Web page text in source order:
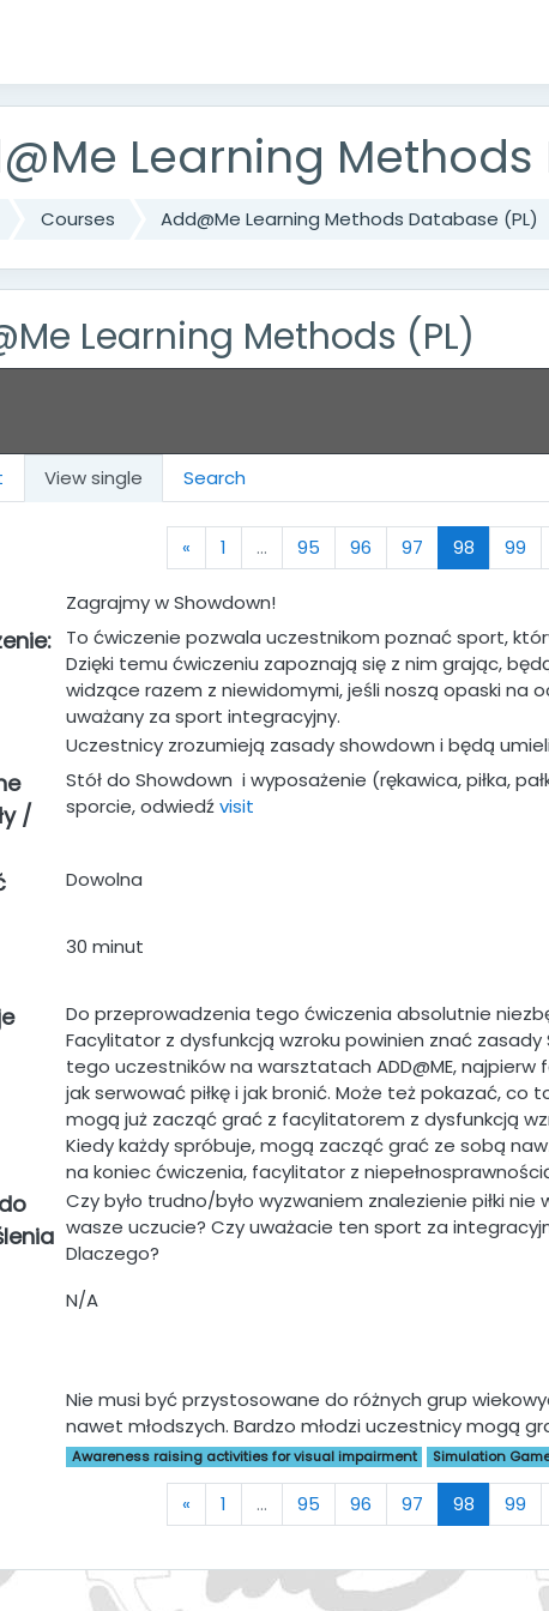
Learning
Courses Add@Me Learning Methods Database (PL)
Learning Methods (PL)
View single Search
« Previous
1 … 95 96 97 98 (current)
99
Zagrajmy w Showdown!
To ćwiczenie pozwala uczestnikom poznać sport,
Dzięki temu ćwiczeniu zapoznają się z nim grając,
widzące razem z niewidomymi, jeśli noszą opaski na
uważany za sport integracyjny.
Uczestnicy zrozumieją zasady showdown i będą
/
Stół do Showdown i wyposażenie (rękawica, piłka,
sporcie, odwiedźvisit
Dowolna
30 minut
Do przeprowadzenia tego ćwiczenia absolutnie
Facylitator z dysfunkcją wzroku powinien znać
tego uczestników na warsztatach ADD@ME,
jak serwować piłkę i jak bronić. Może też pokazać,
mogą już zacząć grać z facylitatorem z dysfunkcją
Kiedy każdy spróbuje, mogą zacząć grać ze sobą
na koniec ćwiczenia, facylitator z
Czy było trudno/było wyzwaniem znalezienie piłki
wasze uczucie? Czy uważacie ten sport za
Dlaczego?
N/A
Nie musi być przystosowane do różnych grup
nawet młodszych. Bardzo młodzi uczestnicy mogą
Awareness raising activities for visual impairment Simulation
« Previous
1 … 95 96 97 98 (current)
99